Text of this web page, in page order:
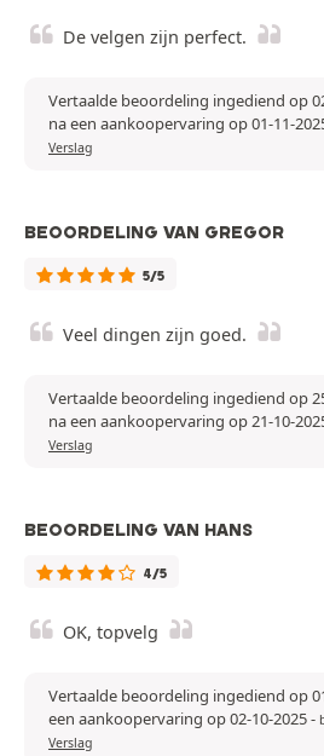
De velgen zijn perfect.
Vertaalde beoordeling ingediend op
na een aankoopervaring op 01-11-
Verslag
BEOORDELING VAN GREGOR
5/5
Veel dingen zijn goed.
Vertaalde beoordeling ingediend op
na een aankoopervaring op 21-10-
Verslag
BEOORDELING VAN HANS
4/5
OK, topvelg
Vertaalde beoordeling ingediend op
een aankoopervaring op 02-10-2025-
Verslag